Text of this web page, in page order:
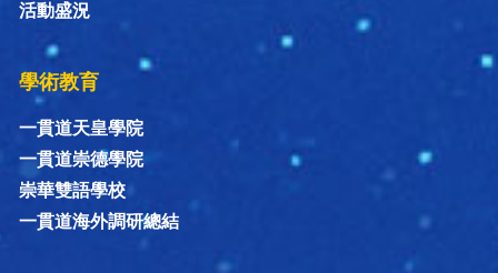
活動盛況
學術教育
一貫道天皇學院
一貫道崇德學院
崇華雙語學校
一貫道海外調研總結